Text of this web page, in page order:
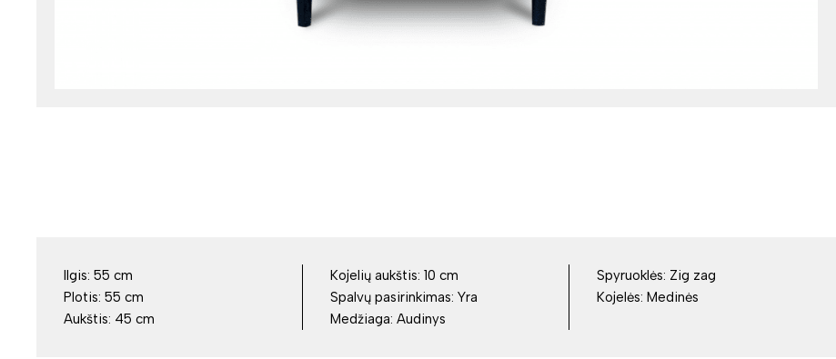
Ilgis: 55 cm
Plotis: 55 cm
Aukštis: 45 cm
Kojelių aukštis: 10 cm
Spalvų pasirinkimas: Yra
Medžiaga: Audinys
Spyruoklės: Zig zag
Kojelės: Medinės